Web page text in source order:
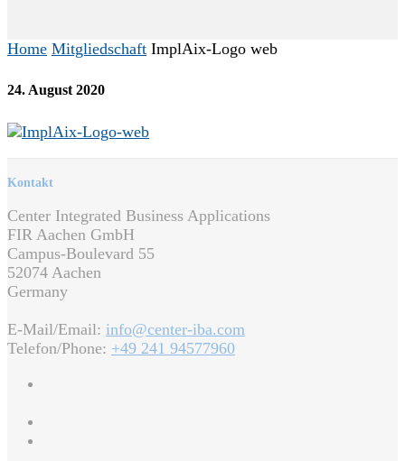
Home Mitgliedschaft ImplAix-Logo web
24. August 2020
Kontakt
Center Integrated Business Applications
FIR Aachen GmbH
Campus-Boulevard 55
52074 Aachen
Germany
E-Mail/Email: info@center-iba.com
Telefon/Phone: +49 241 94577960